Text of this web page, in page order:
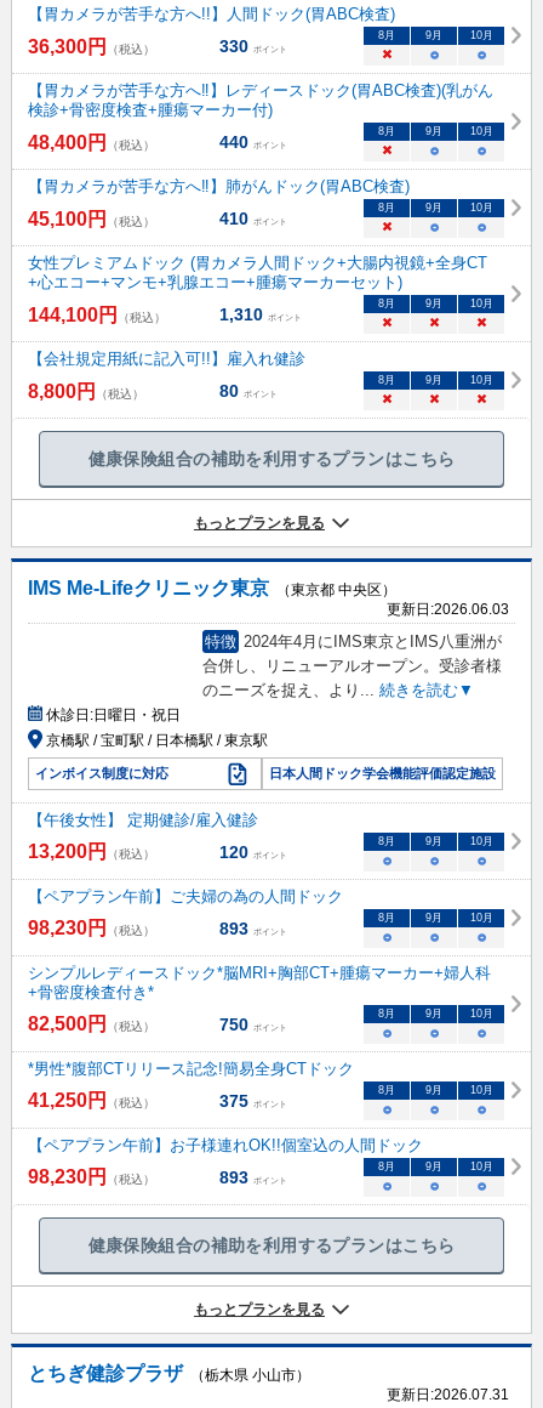
【胃カメラが苦手な方へ!!】人間ドック(胃ABC検査)
36,300円 （税込） 330 ポイント
8月 9月 10月
× ○ ○
【胃カメラが苦手な方へ‼】レディースドック(胃ABC検査)(乳がん
検診+骨密度検査+腫瘍マーカー付)
48,400円 （税込） 440 ポイント
8月 9月 10月
× ○ ○
【胃カメラが苦手な方へ‼】肺がんドック(胃ABC検査)
45,100円 （税込） 410 ポイント
8月 9月 10月
× ○ ○
女性プレミアムドック (胃カメラ人間ドック+大腸内視鏡+全身CT
+心エコー+マンモ+乳腺エコー+腫瘍マーカーセット)
144,100円 （税込） 1,310 ポイント
8月 9月 10月
× × ×
【会社規定用紙に記入可!!】雇入れ健診
8,800円 （税込） 80 ポイント
8月 9月 10月
× × ×
健康保険組合の補助を利用するプランはこちら
もっとプランを見る
IMS Me-Lifeクリニック東京
（東京都 中央区）
更新日:2026.06.03
特徴 2024年4月にIMS東京とIMS八重洲が
合併し、リニューアルオープン。受診者様
のニーズを捉え、より
続きを読む▼
休診日:日曜日・祝日
京橋駅 / 宝町駅 / 日本橋駅 / 東京駅
インボイス制度に対応 日本人間ドック学会機能評価認定施設
【午後女性】 定期健診/雇入健診
13,200円 （税込） 120 ポイント
8 月 9 月 10月
○ ○ ○
【ペアプラン午前】ご夫婦の為の人間ドック
98,230円 （税込） 893 ポイント
8 月 9 月 10月
○ ○ ○
シンプルレディースドック*脳MRI+胸部CT+腫瘍マーカー+婦人科
+骨密度検査付き*
82,500円 （税込） 750 ポイント
8 月 9 月 10月
○ ○ ○
*男性*腹部CTリリース記念!簡易全身CTドック
41,250円 （税込） 375 ポイント
8 月 9 月 10月
○ ○ ○
【ペアプラン午前】お子様連れOK!!個室込の人間ドック
98,230円 （税込） 893 ポイント
8 月 9 月 10月
○ ○ ○
健康保険組合の補助を利用するプランはこちら
もっとプランを見る
とちぎ健診プラザ
（栃木県 小山市）
更新日:2026.07.31